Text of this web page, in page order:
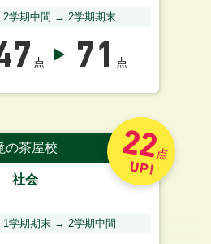
2学期中間 → 2学期期末
点 71 点
の茶屋校
社会
1学期期末 → 2学期中間
22点
UP!